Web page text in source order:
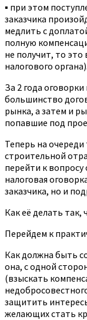
▪ при этом
заказчика
медлить с
полную
не получит, то
налогового органа).
За 2 года
большинство
рынка, а затем и
попавшие под
Теперь на
строительной
перейти к
налоговая
заказчика, но и
Как её делать
Перейдем к
Как должна быть
она, с одной
(взыскать
защитить
желающих стать